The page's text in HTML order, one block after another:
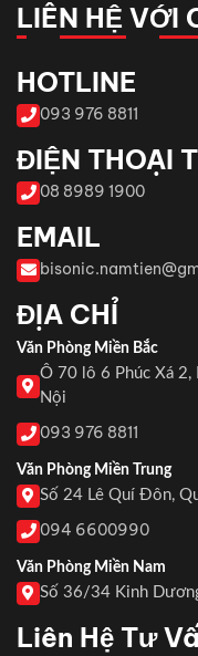
LIÊN HỆ VỚI
HOTLINE
093 976 8811
ĐIỆN THOẠI
08 8989 1900
EMAIL
ĐỊA CHỈ
Văn Phòng Miền Bắc
Ô 70 lô 6 Phúc Xá 2,
Nội
093 976 8811
Văn Phòng Miền Trung
Số 24 Lê Quí Đôn,
094 6600990
Văn Phòng Miền Nam
Số 36/34 Kinh
Liên Hệ Tư